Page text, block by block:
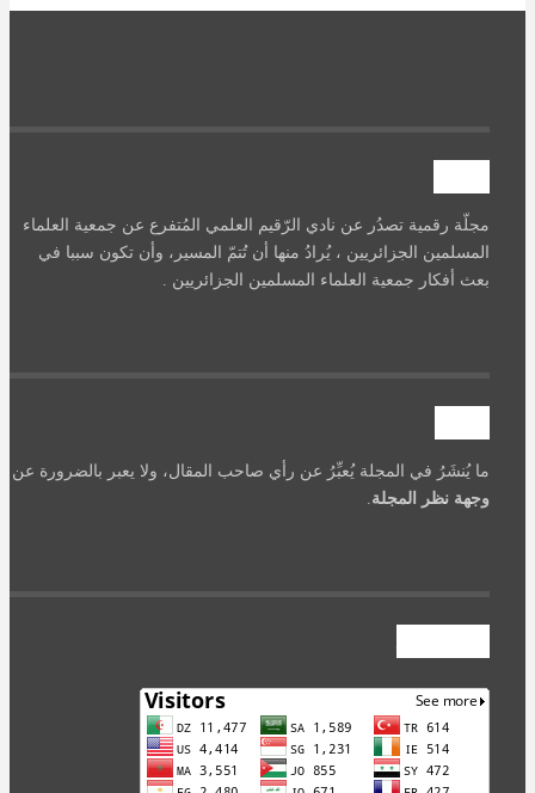
مجلّة رقمية تصدُر عن نادي الرّقيم العلمي المُتفرع عن جمعية العلماء
المسلمين الجزائريين ، يُرادُ منها أن تُتمّ المسير، وأن تكون سببا في
بعث أفكار جمعية العلماء المسلمين الجزائريين .
ما يُنشَرُ في المجلة يُعبِّرُ عن رأي صاحب المقال، ولا يعبر بالضرورة عن
وجهة نظر المجلة.